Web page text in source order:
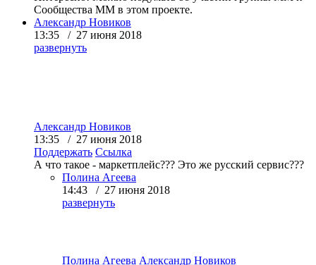
Сообщества ММ в этом проекте.
Александр Новиков
13:35 / 27 июня 2018
развернуть
Александр Новиков
13:35 / 27 июня 2018
Поддержать Ссылка
А что такое - маркетплейс??? Это же русский сервис???
Полина Агеева
14:43 / 27 июня 2018
развернуть
Полина Агеева Александр Новиков